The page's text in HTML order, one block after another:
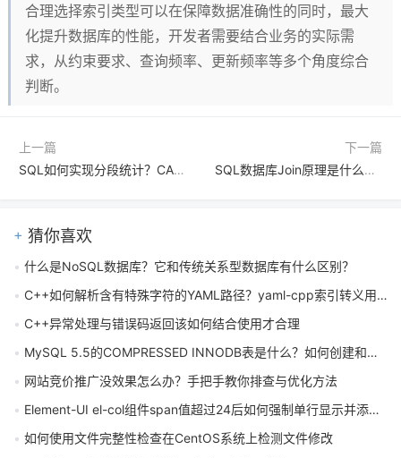
合理选择索引类型可以在保障数据准确性的同时，最大
化提升数据库的性能，开发者需要结合业务的实际需
求，从约束要求、查询频率、更新频率等多个角度综合
判断。
上一篇
SQL如何实现分段统计？CASE WHEN结合SUM函数的方法是什么
下一篇
SQL数据库Join原理是什么？嵌套循环与Hash Join的实现逻辑有哪些区别
猜你喜欢
什么是NoSQL数据库？它和传统关系型数据库有什么区别？
C++如何解析含有特殊字符的YAML路径？yaml-cpp索引转义用法详解
C++异常处理与错误码返回该如何结合使用才合理
MySQL 5.5的COMPRESSED INNODB表是什么？如何创建和使用？
网站竞价推广没效果怎么办？手把手教你排查与优化方法
Element-UI el-col组件span值超过24后如何强制单行显示并添加水平滚动条？
如何使用文件完整性检查在CentOS系统上检测文件修改